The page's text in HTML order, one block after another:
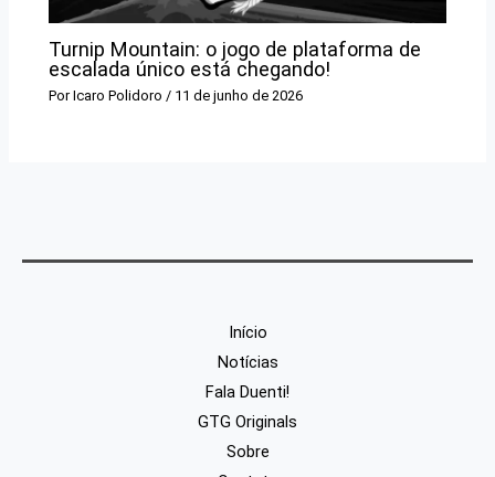
Turnip Mountain: o jogo de plataforma de
escalada único está chegando!
PorIcaro Polidoro/ 11 de junho de 2026
Início
Notícias
Fala Duenti!
GTG Originals
Sobre